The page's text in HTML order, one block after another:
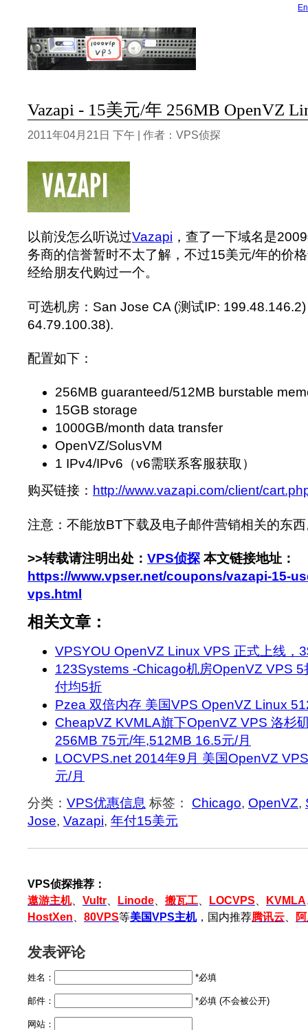
Vazapi - 15美元/年 256MB OpenVZ
2011年04月21日 下午 | 作者：VPS侦探
以前没怎么听说过Vazapi ，查了一下域名是
务商的信誉暂时不太了解，不过15美元/年的价
经给朋友代购过一个。
可选机房：San Jose CA (测试IP:
64.79.100.38).
配置如下：
256MB guaranteed/512MB burstable
15GB storage
1000GB/month data transfer
OpenVZ/SolusVM
1 IPv4/IPv6（v6需联系客服获取）
购买链接： http://www.vazapi.com/client/
注意：不能放BT下载及电子邮件营销相关的东
>>转载请注明出处： VPS侦探 本文链接地址：
https://www.vpser.net/coupons/vazapi-15-
vps.html
相关文章：
VPSYOU OpenVZ Linux VPS 正式上线，
123Systems -Chicago机房OpenVZ VPS 5
付均5折
Pzea 双倍内存 美国VPS OpenVZ Linux
CheapVZ KVMLA旗下OpenVZ VPS 洛杉
256MB 75元/年,512MB 16.5元/月
LOCVPS.net 2014年9月 美国OpenVZ
元/月
分类： VPS优惠信息 标签： Chicago, OpenVZ,
Jose, Vazapi, 年付15美元
VPS侦探推荐：
遨游主机、 Vultr Linode 搬瓦工 LOCVPS KVMLA
HostXen
80VPS等美国VPS主机，国内推荐腾讯云
发表评论
姓名： *必填
邮件： *必填 (不会被公开)
网站：